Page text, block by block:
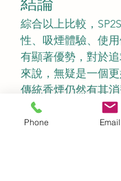
綜合以上比較，
性、吸煙體驗、使
有顯著優勢，對於
來說，無疑是一個
傳統香煙仍然有其
越多的人選擇轉向
全的替代品。若你
Phone Email